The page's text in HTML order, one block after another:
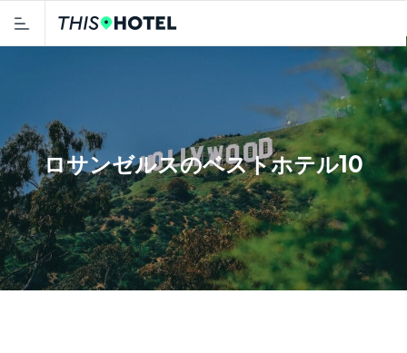
ロサンゼルスのベストホテル10